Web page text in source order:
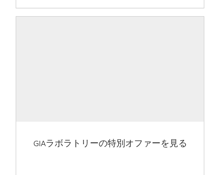
GIAラボラトリーの特別オファーを見る